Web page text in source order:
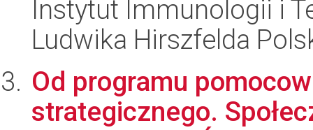
Instytut Immunologii i
Ludwika Hirszfelda
Od programu
strategicznego.